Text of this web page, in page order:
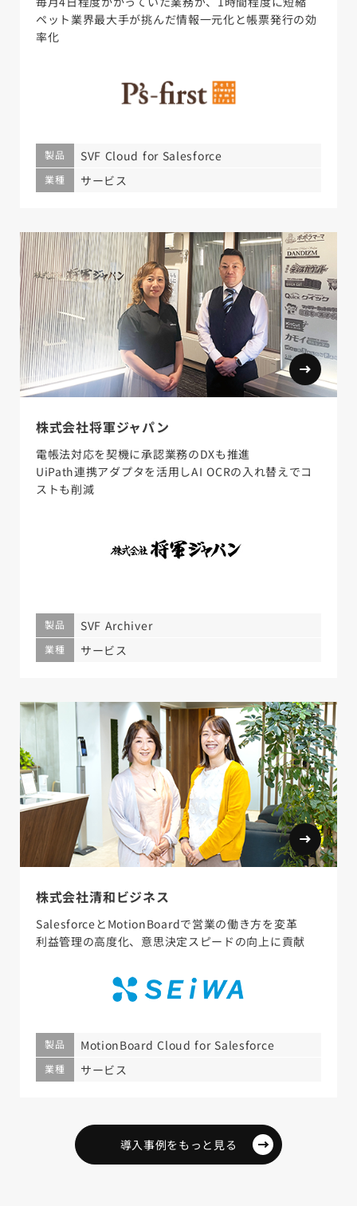
ペット業界最大手が挑んだ情報一元化と帳票発行の効
率化
製品 SVF Cloud for Salesforce
業種 サービス
株式会社将軍ジャパン
電帳法対応を契機に承認業務のDXも推進
UiPath連携アダプタを活用しAI OCRの入れ替えでコ
ストも削減
製品 SVF Archiver
業種 サービス
株式会社清和ビジネス
SalesforceとMotionBoardで営業の働き方を変革
利益管理の高度化、意思決定スピードの向上に貢献
製品 MotionBoard Cloud for Salesforce
業種 サービス
導入事例をもっと見る